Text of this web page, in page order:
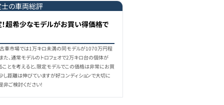
の車両総評
超希少なモデルがお買い得価格で
車市場では1万キロ未満の同モデルが1070万円程
た、通常モデルのトロフェオで2万キロ台の個体が
とを考えると、限定モデルでこの価格は非常にお買
し距離は伸びていますが好コンディションで大切に
非ご検討ください！